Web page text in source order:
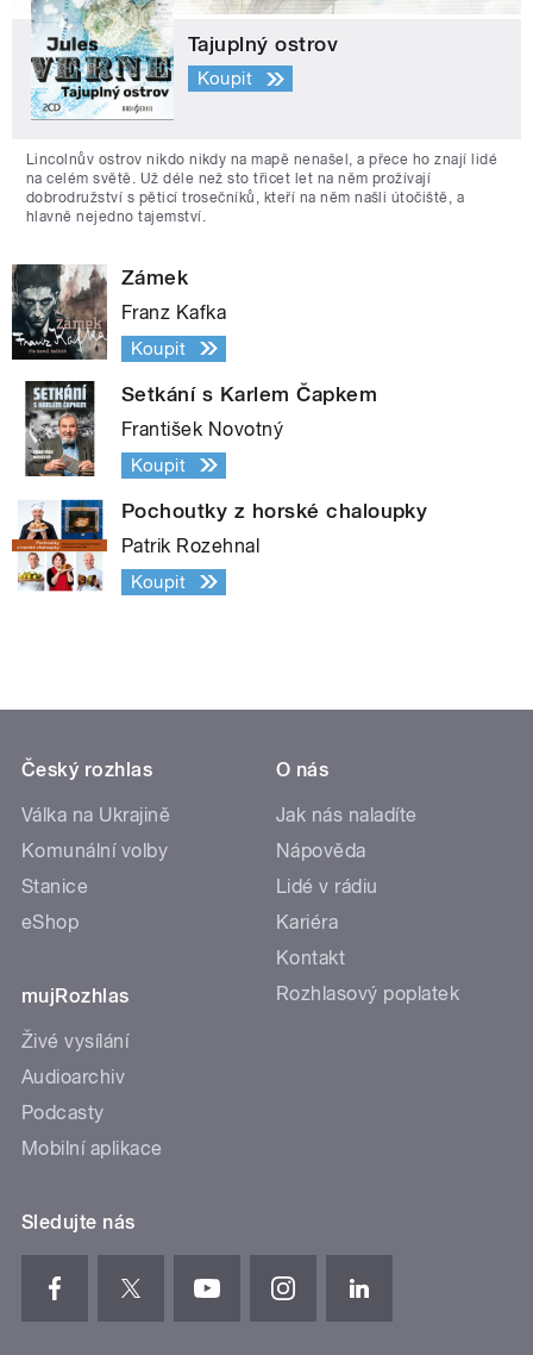
Tajuplný ostrov
Koupit
Lincolnův ostrov nikdo nikdy na mapě nenašel, a přece ho znají lidé
na celém světě. Už déle než sto třicet let na něm prožívají
dobrodružství s pěticí trosečníků, kteří na něm našli útočiště, a
hlavně nejedno tajemství.
Zámek
Franz Kafka
Koupit
Setkání s Karlem Čapkem
František Novotný
Koupit
Pochoutky z horské chaloupky
Patrik Rozehnal
Koupit
Český rozhlas
Válka na Ukrajině
Komunální volby
Stanice
eShop
mujRozhlas
Živé vysílání
Audioarchiv
Podcasty
Mobilní aplikace
O nás
Jak nás naladíte
Nápověda
Lidé v rádiu
Kariéra
Kontakt
Rozhlasový poplatek
Sledujte nás